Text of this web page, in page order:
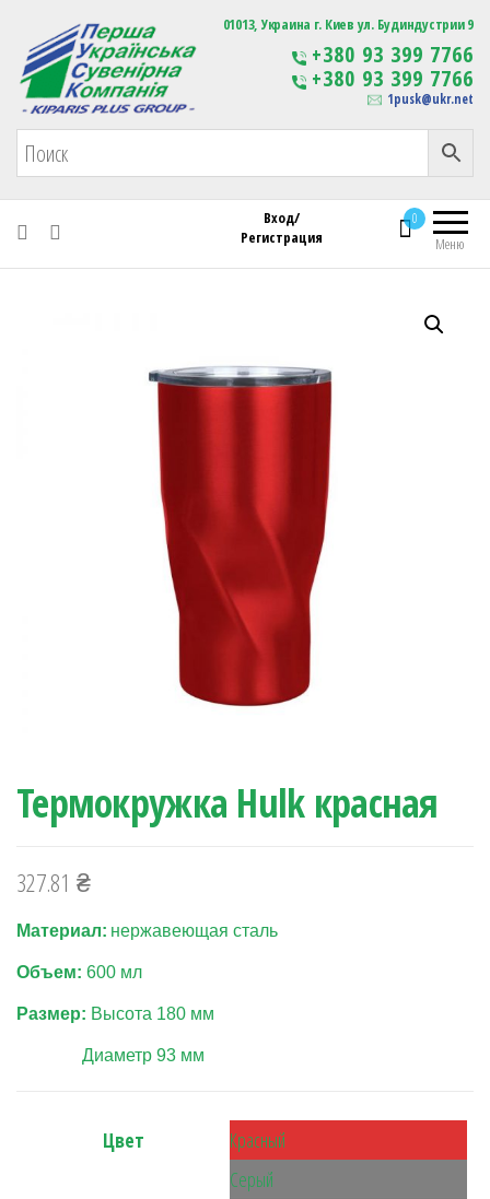
Первая Украинская Сувенирная Компания Изготовление
сувенирной продукции
с логотипом
01013, Украина г. Киев ул. Будиндустрии 9
+380 93 399 7766
+380 93 399 7766
1pusk@ukr.net
Меню
0
Вход/
Регистрация
Термокружка Hulk красная
327.81 ₴
Материал: нержавеющая сталь
Объем: 600 мл
Размер: Высота 180 мм
Диаметр 93 мм
Цвет
Красный
Серый